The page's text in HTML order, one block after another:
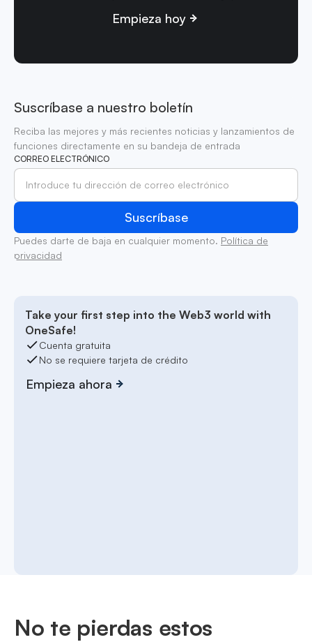
Empieza hoy
Suscríbase a nuestro boletín
Reciba las mejores y más recientes noticias y lanzamientos de
funciones directamente en su bandeja de entrada
CORREO ELECTRÓNICO
Puedes darte de baja en cualquier momento. Política de
privacidad
Take your first step into the Web3 world with
OneSafe!
Cuenta gratuita
No se requiere tarjeta de crédito
Empieza ahora
No te pierdas estos